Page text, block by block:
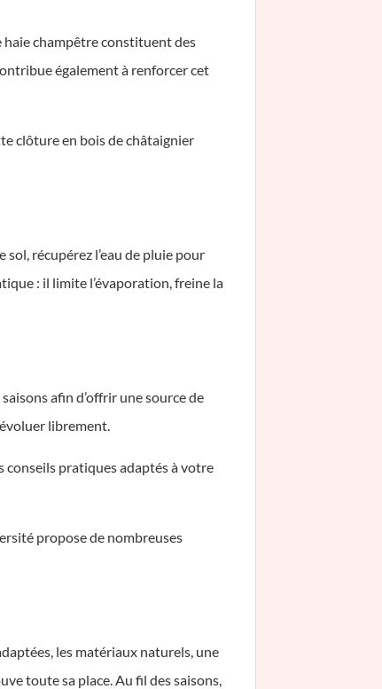
haie champêtre constituent des
également à renforcer cet
clôture en bois de châtaignier
récupérez l’eau de pluie pour
: il limite l’évaporation, freine la
afin d’offrir une source de
librement.
conseils pratiques adaptés à votre
propose de nombreuses
les matériaux naturels, une
toute sa place. Au fil des saisons,